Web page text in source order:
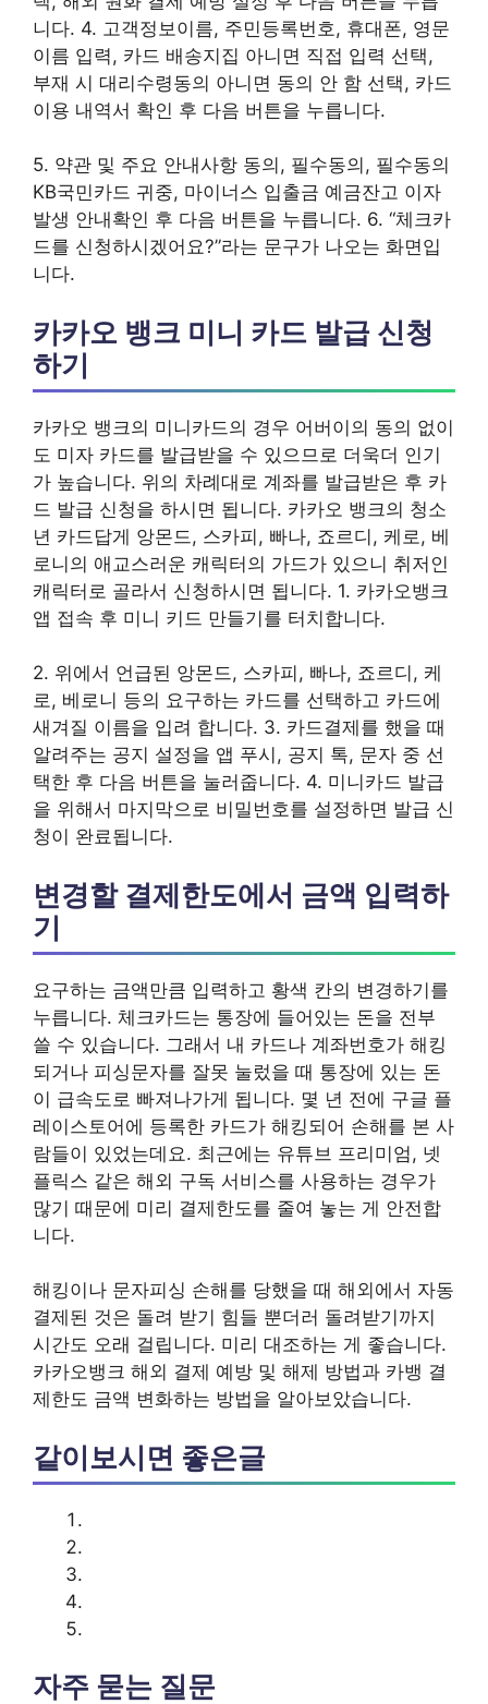
니다. 4. 고객정보이름, 주민등록번호, 휴대폰, 영문
이름 입력, 카드 배송지집 아니면 직접 입력 선택,
부재 시 대리수령동의 아니면 동의 안 함 선택, 카드
이용 내역서 확인 후 다음 버튼을 누릅니다.
5. 약관 및 주요 안내사항 동의, 필수동의, 필수동의
KB국민카드 귀중, 마이너스 입출금 예금잔고 이자
발생 안내확인 후 다음 버튼을 누릅니다. 6. “체크카
드를 신청하시겠어요?”라는 문구가 나오는 화면입
니다.
카카오 뱅크 미니 카드 발급 신청
하기
카카오 뱅크의 미니카드의 경우 어버이의 동의 없이
도 미자 카드를 발급받을 수 있으므로 더욱더 인기
가 높습니다. 위의 차례대로 계좌를 발급받은 후 카
드 발급 신청을 하시면 됩니다. 카카오 뱅크의 청소
년 카드답게 앙몬드, 스카피, 빠나, 죠르디, 케로, 베
로니의 애교스러운 캐릭터의 가드가 있으니 취저인
캐릭터로 골라서 신청하시면 됩니다. 1. 카카오뱅크
앱 접속 후 미니 키드 만들기를 터치합니다.
2. 위에서 언급된 앙몬드, 스카피, 빠나, 죠르디, 케
로, 베로니 등의 요구하는 카드를 선택하고 카드에
새겨질 이름을 입려 합니다. 3. 카드결제를 했을 때
알려주는 공지 설정을 앱 푸시, 공지 톡, 문자 중 선
택한 후 다음 버튼을 눌러줍니다. 4. 미니카드 발급
을 위해서 마지막으로 비밀번호를 설정하면 발급 신
청이 완료됩니다.
변경할 결제한도에서 금액 입력하
기
요구하는 금액만큼 입력하고 황색 칸의 변경하기를
누릅니다. 체크카드는 통장에 들어있는 돈을 전부
쓸 수 있습니다. 그래서 내 카드나 계좌번호가 해킹
되거나 피싱문자를 잘못 눌렀을 때 통장에 있는 돈
이 급속도로 빠져나가게 됩니다. 몇 년 전에 구글 플
레이스토어에 등록한 카드가 해킹되어 손해를 본 사
람들이 있었는데요. 최근에는 유튜브 프리미엄, 넷
플릭스 같은 해외 구독 서비스를 사용하는 경우가
많기 때문에 미리 결제한도를 줄여 놓는 게 안전합
니다.
해킹이나 문자피싱 손해를 당했을 때 해외에서 자동
결제된 것은 돌려 받기 힘들 뿐더러 돌려받기까지
시간도 오래 걸립니다. 미리 대조하는 게 좋습니다.
카카오뱅크 해외 결제 예방 및 해제 방법과 카뱅 결
제한도 금액 변화하는 방법을 알아보았습니다.
같이보시면 좋은글
자주 묻는 질문